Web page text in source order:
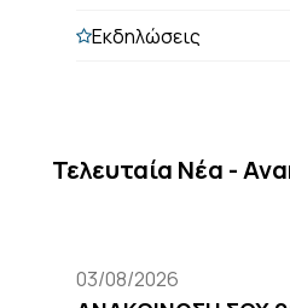
Εκδηλώσεις
Τελευταία Νέα -
03/08/2026